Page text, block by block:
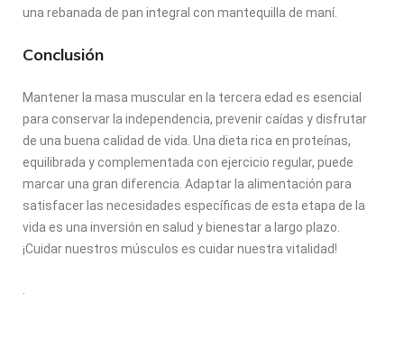
una rebanada de pan integral con mantequilla de maní.
Conclusión
Mantener la masa muscular en la tercera edad es esencial
para conservar la independencia, prevenir caídas y disfrutar
de una buena calidad de vida. Una dieta rica en proteínas,
equilibrada y complementada con ejercicio regular, puede
marcar una gran diferencia. Adaptar la alimentación para
satisfacer las necesidades específicas de esta etapa de la
vida es una inversión en salud y bienestar a largo plazo.
¡Cuidar nuestros músculos es cuidar nuestra vitalidad!
.